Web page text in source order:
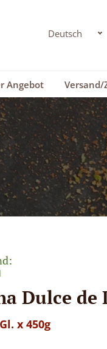
Angebot
Dulce de
x 450g